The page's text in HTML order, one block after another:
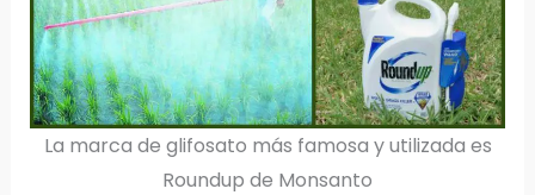
La marca de glifosato más famosa y utilizada es
Roundup de Monsanto